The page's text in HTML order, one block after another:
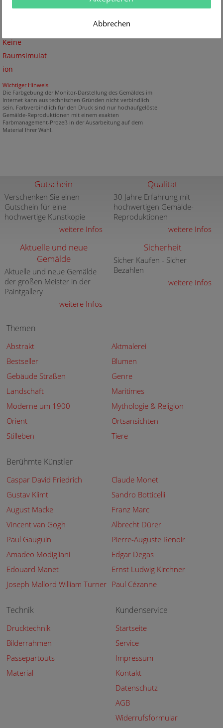
Keine
Raumsimulat
ion
Wichtiger Hinweis
Die Farbgebung der Monitor-Darstellung des Gemäldes im
Internet kann aus technischen Gründen nicht verbindlich
sein. Farbverbindlich für den Druck sind nur hochaufgelöste
Gemälde-Reproduktionen mit einem exakten
Farbmanagement-Prozeß in der Ausarbeitung auf dem
Material Ihrer Wahl.
Gutschein
Verschenken Sie einen
Gutschein für eine
hochwertige Kunstkopie
weitere Infos
Qualität
30 Jahre Erfahrung mit
hochwertigen Gemälde-
Reproduktionen
weitere Infos
Aktuelle und neue
Gemälde
Aktuelle und neue Gemälde
der großen Meister in der
Paintgallery
weitere Infos
Sicherheit
Sicher Kaufen - Sicher
Bezahlen
weitere Infos
Themen
Abstrakt
Aktmalerei
Bestseller
Blumen
Gebäude Straßen
Genre
Landschaft
Maritimes
Moderne um 1900
Mythologie & Religion
Orient
Ortsansichten
Stilleben
Tiere
Berühmte Künstler
Caspar David Friedrich
Claude Monet
Gustav Klimt
Sandro Botticelli
August Macke
Franz Marc
Vincent van Gogh
Albrecht Dürer
Paul Gauguin
Pierre-Auguste Renoir
Amadeo Modigliani
Edgar Degas
Edouard Manet
Ernst Ludwig Kirchner
Joseph Mallord William Turner Paul Cézanne
Technik
Drucktechnik
Bilderrahmen
Passepartouts
Material
Kundenservice
Startseite
Service
Impressum
Kontakt
Datenschutz
AGB
Widerrufsformular
Abbrechen